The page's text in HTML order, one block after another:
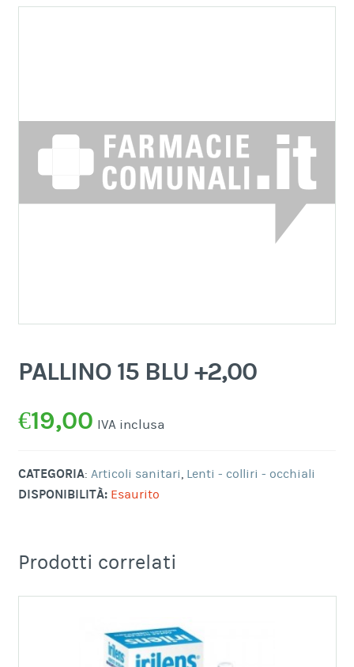
PALLINO 15 BLU +2,00
€19,00 IVA inclusa
CATEGORIA: Articoli sanitari, Lenti - colliri - occhiali
DISPONIBILITÀ: Esaurito
Prodotti correlati